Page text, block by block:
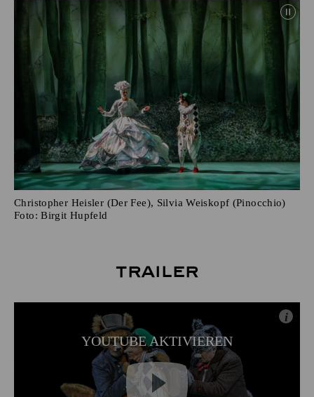
Christopher Heisler (Der Fee), Silvia Weiskopf (Pinocchio)
Foto: Birgit Hupfeld
Trailer
YOUTUBE AKTIVIEREN
i